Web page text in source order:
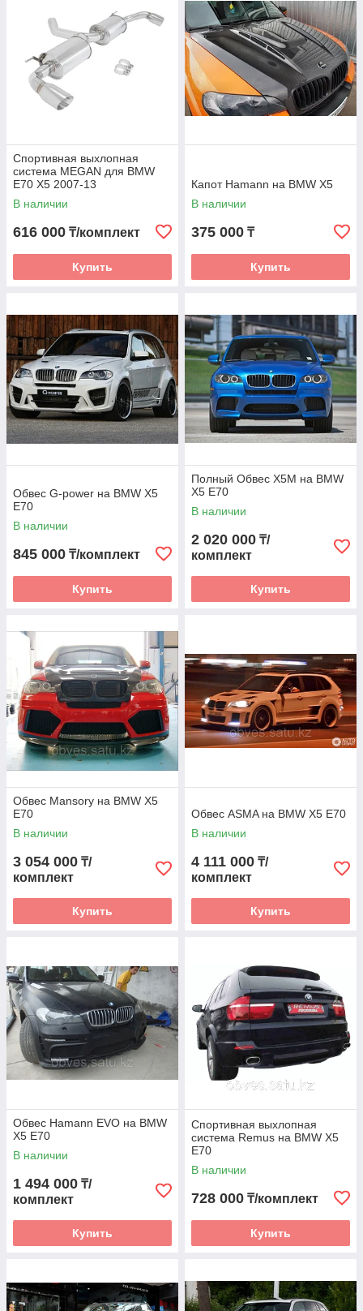
Спортивная выхлопная
система MEGAN для BMW
E70 X5 2007-13
В наличии
616 000 ₸/комплект
Купить
Капот Hamann на BMW X5
В наличии
375 000 ₸
Купить
Обвес G-power на BMW X5
E70
В наличии
845 000 ₸/комплект
Купить
Полный Обвес X5M на BMW
X5 E70
В наличии
2 020 000 ₸/
комплект
Купить
Обвес Mansory на BMW X5
E70
В наличии
3 054 000 ₸/
комплект
Купить
Обвес ASMA на BMW X5 E70
В наличии
4 111 000 ₸/
комплект
Купить
Обвес Hamann EVO на BMW
X5 E70
В наличии
1 494 000 ₸/
комплект
Купить
Спортивная выхлопная
система Remus на BMW X5
E70
В наличии
728 000 ₸/комплект
Купить